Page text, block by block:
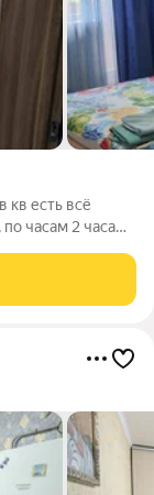
кв есть всё
часам 2 часа
лет не